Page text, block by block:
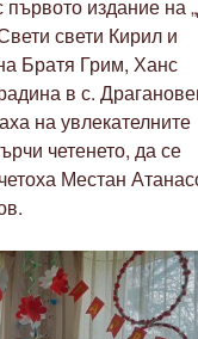
издание на
свети Кирил и
Братя Грим, Ханс
в с.
на увлекателните
четенето, да се
Местан